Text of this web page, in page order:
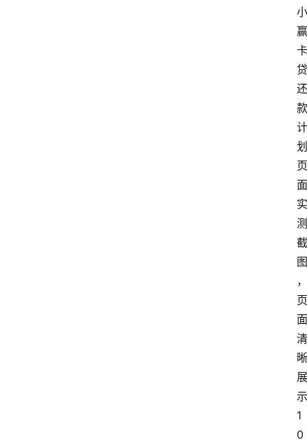
小
赢
卡
贷
还
款
计
划
页
面
实
测
截
图
，
页
面
清
晰
展
示
1
0